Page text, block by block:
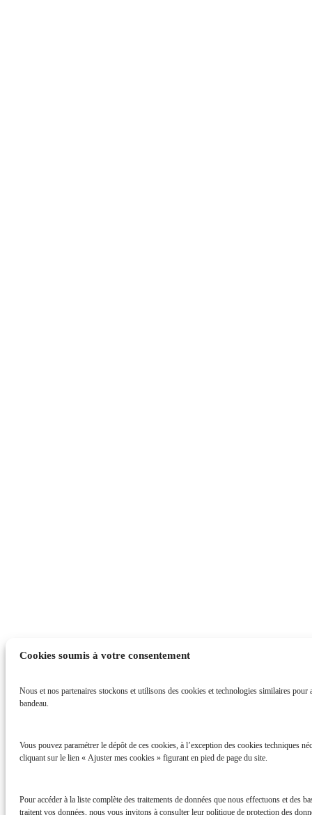
Cookies soumis à votre consentement
Nous et nos partenaires stockons et utilisons des cookies et technologies similaires
bandeau.
Vous pouvez paramétrer le dépôt de ces cookies, à l’exception des cookies techniques
cliquant sur le lien « Ajuster mes cookies » figurant en pied de page du site.
Pour accéder à la liste complète des traitements de données que nous effectuons et
traitent vos données, nous vous invitons à consulter leur politique de protection des